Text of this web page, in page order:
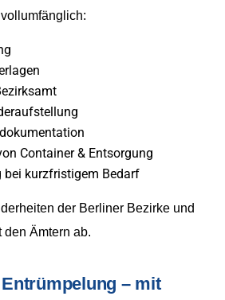
Container & Entsorgung
bei kurzfristigem Bedarf
der Berliner Bezirke und
den Ämtern ab.
– mit